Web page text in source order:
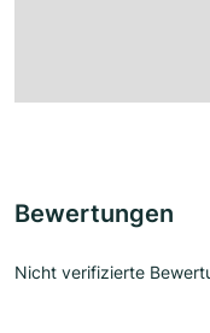
Bewertungen
Nicht verifizierte